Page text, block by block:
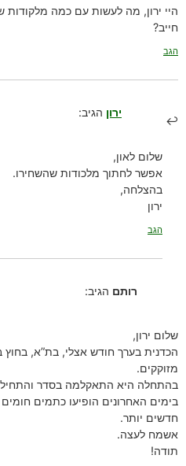
היי ירון, מה לעשות עם כמה
חייב?
הגב
ירון הגיב:
שלום לאון,
אפשר לחתוך מלכודות שהשחירו.
בהצלחה,
ירון
הגב
רותם הגיב:
שלום ירון,
הכדנית בערך חודש אצלי, בת”א,
מזוקקים.
בהתחלה היא התאקלמה בסדר והתחילה
בימים האחרונים הופיעו כתמים
חדשים יותר.
אשמח לעצה.
תודה!